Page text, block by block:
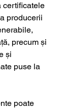
certificatele
producerii
precum și
și
puse la
poate